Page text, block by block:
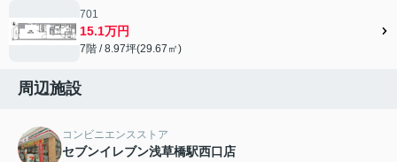
701
15.1万円
7階 / 8.97坪(29.67㎡)
周辺施設
コンビニエンスストア
セブンイレブン浅草橋駅西口店